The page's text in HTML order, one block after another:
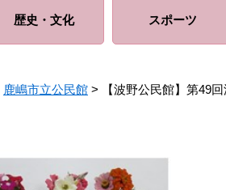
歴史・ 文化 スポーツ
鹿嶋市立公民館 > 【波野公民館】第49